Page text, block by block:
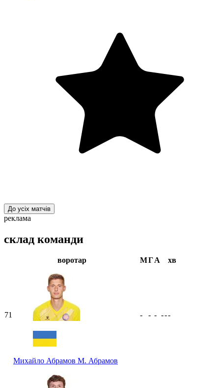
До усіх матчів
реклама
склад команди
воротар МГА хв
71
Михайло Абрамов М. Абрамов
- - - ---